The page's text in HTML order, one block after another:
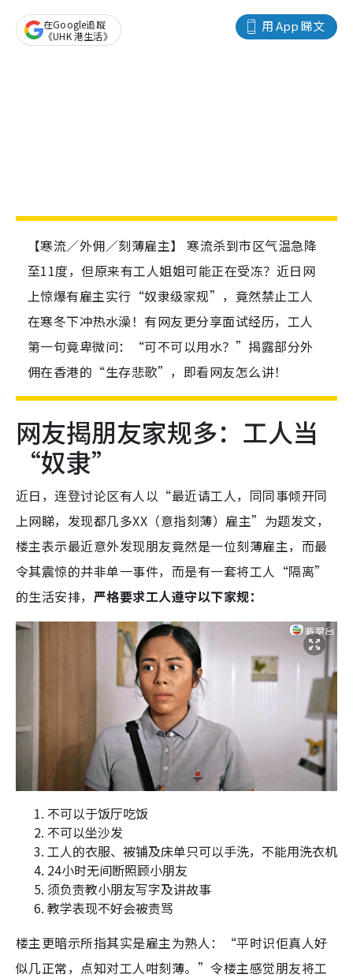
用 App 睇文
在Google追蹤
《UHK 港生活》
【寒流／外佣／刻薄雇主】 寒流杀到市区气温急降
至11度，但原来有工人姐姐可能正在受冻？近日网
上惊爆有雇主实行“奴隶级家规”，竟然禁止工人
在寒冬下冲热水澡！有网友更分享面试经历，工人
第一句竟卑微问：“可不可以用水？”揭露部分外
佣在香港的“生存悲歌”，即看网友怎么讲！
网友揭朋友家规多：工人当
“奴隶”
近日，连登讨论区有人以“最近请工人，同同事倾开同
上网睇，发现都几多XX（意指刻薄）雇主”为题发文，
楼主表示最近意外发现朋友竟然是一位刻薄雇主，而最
令其震惊的并非单一事件，而是有一套将工人“隔离”
的生活安排， 严格要求工人遵守以下家规：
不可以于饭厅吃饭
不可以坐沙发
工人的衣服、被铺及床单只可以手洗，不能用洗衣机
24小时无间断照顾小朋友
须负责教小朋友写字及讲故事
教学表现不好会被责骂
楼主更暗示所指其实是雇主为熟人：“平时识佢真人好
似几正常，点知对工人咁刻薄。”令楼主感觉朋友将工